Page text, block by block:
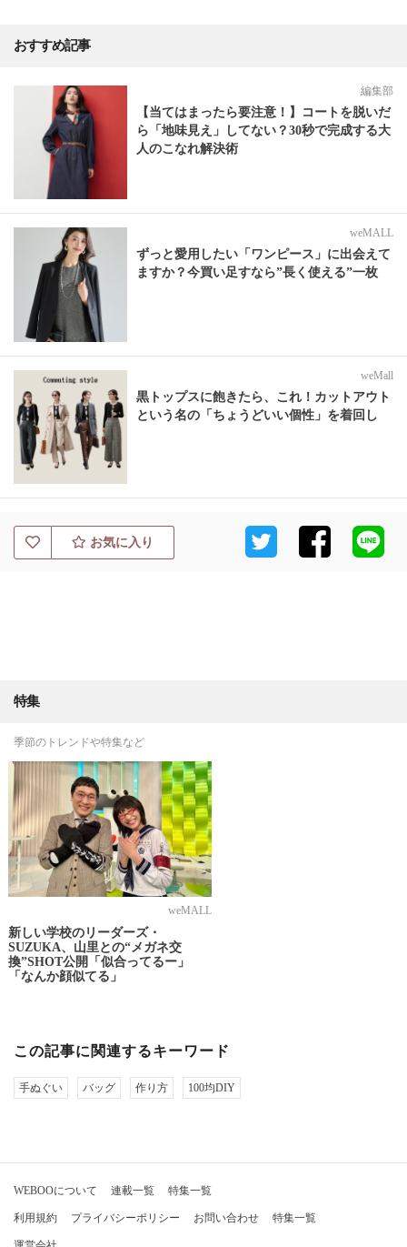
おすすめ記事
編集部
【当てはまったら要注意！】コートを脱いだ
ら「地味見え」してない？30秒で完成する大
人のこなれ解決術
weMALL
ずっと愛用したい「ワンピース」に出会えて
ますか？今買い足すなら”長く使える”一枚
weMall
黒トップスに飽きたら、これ！カットアウト
という名の「ちょうどいい個性」を着回し
お気に入り
特集
季節のトレンドや特集など
weMALL
新しい学校のリーダーズ・
SUZUKA、山里との“メガネ交
換”SHOT公開「似合ってるー」
「なんか顔似てる」
この記事に関連するキーワード
手ぬぐい バッグ 作り方 100均DIY
WEBOOについて 連載一覧 特集一覧
利用規約 プライバシーポリシー お問い合わせ 特集一覧